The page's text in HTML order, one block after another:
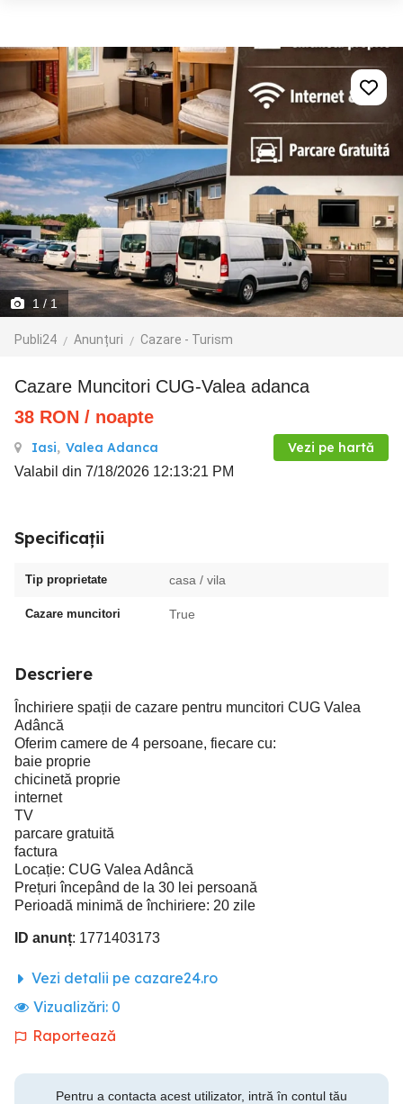
1 / 1
Publi24 Anunțuri Cazare - Turism
Cazare Muncitori CUG-Valea adanca
38 RON / noapte
Iasi, Valea Adanca Vezi pe hartă
Valabil din 7/18/2026 12:13:21 PM
Specificații
Tip proprietate casa / vila
Cazare muncitori True
Descriere
Închiriere spații de cazare pentru muncitori CUG Valea
Adâncă
Oferim camere de 4 persoane, fiecare cu:
baie proprie
chicinetă proprie
internet
TV
parcare gratuită
factura
Locație: CUG Valea Adâncă
Prețuri începând de la 30 lei persoană
Perioadă minimă de închiriere: 20 zile
ID anunț: 1771403173
Vezi detalii pe cazare24.ro
Vizualizări: 0
Raportează
Pentru a contacta acest utilizator, intră în contul tău